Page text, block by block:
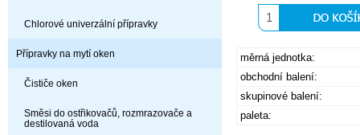
Chlorové univerzální přípravky
Přípravky na mytí oken
Čističe oken
Směsi do ostřikovačů, rozmrazovače a
destilovaná voda
měrná jednotka:
obchodní balení:
skupinové balení:
paleta: